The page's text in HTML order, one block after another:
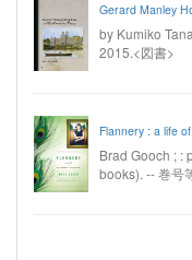
Gerard Manley
by Kumiko
2015.<図書>
Flannery : a life
Brad Gooch ; :
books). -- 巻号